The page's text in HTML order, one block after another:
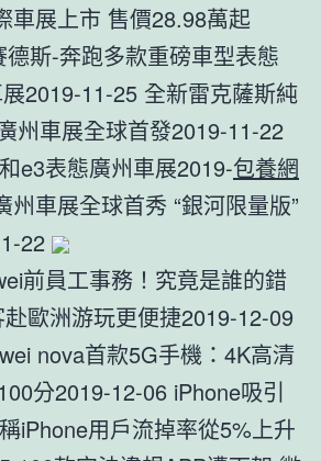
車展上市 售價28.98萬起
斯-奔跑多款重磅車型表態
2019-11-25 全新雷克薩斯純
州車展全球首發2019-11-22
e3表態廣州車展2019-包養網
州車展全球首秀 “銀河限量版”
22
前員工事務！究竟是誰的錯
歐洲游玩更便捷2019-12-09
nova首款5G手機：4K高清
分2019-12-06 iPhone吸引
iPhone用戶流掉率從5%上升